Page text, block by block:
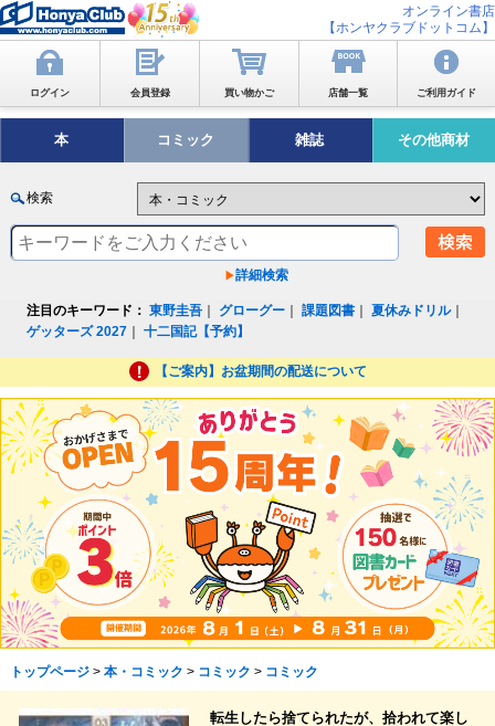
オンライン書店
【ホンヤクラブドットコム】
ログイン 会員登録 買い物かご 店舗一覧 ご利用ガイド
本 コミック 雑誌 その他商材
検索
詳細検索
注目のキーワード： 東野圭吾 グローグー ｜課題図書 ｜夏休みドリル｜
ゲッターズ 2027 ｜十二国記【予約】
【ご案内】お盆期間の配送について
トップページ> 本・コミック > コミック > コミック
転生したら捨てられたが、拾われて楽し